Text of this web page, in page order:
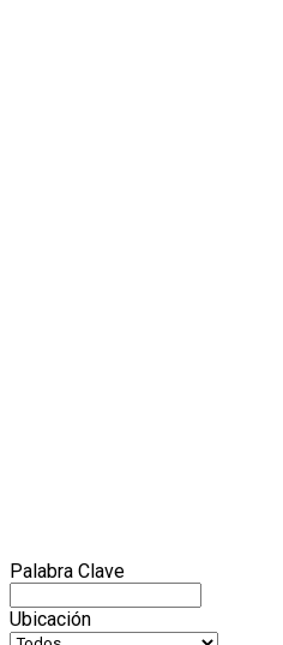
Palabra Clave
Ubicación